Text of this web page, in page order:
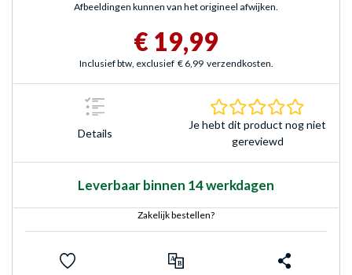
Afbeeldingen kunnen van het origineel afwijken.
€ 19,99
Inclusief btw, exclusief € 6,99 verzendkosten.
Details
Je hebt dit product nog niet
gereviewd
Leverbaar binnen 14 werkdagen
Zakelijk bestellen?